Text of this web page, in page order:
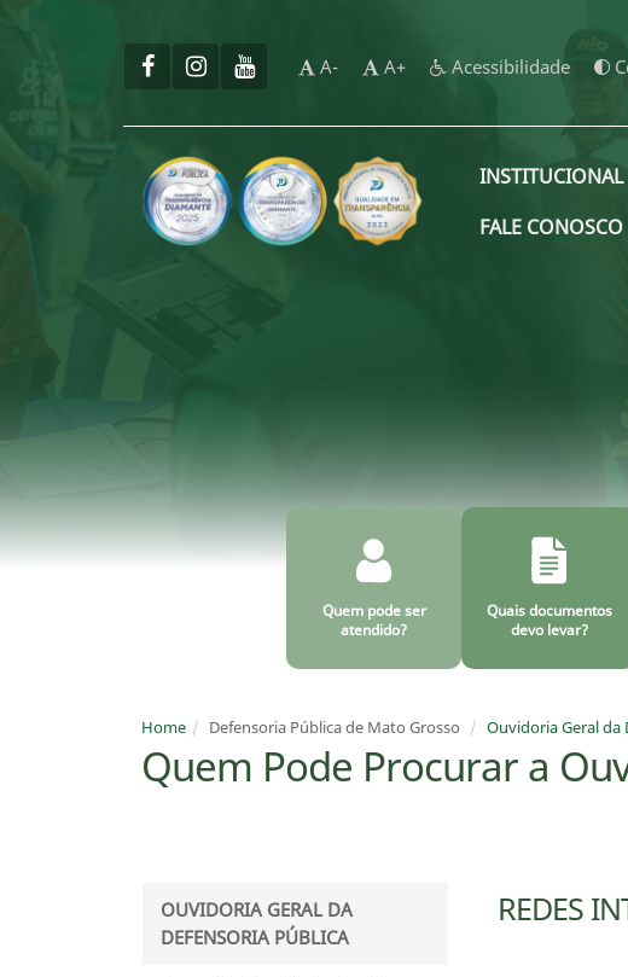
A- A+ Acessibilidade
INSTITUCIONAL
FALE CONOSCO
Quem pode ser
atendido?
Quais documentos
devo levar?
Home Defensoria Pública de Mato Grosso Ouvidoria Geral da
Quem Pode Procurar a
OUVIDORIA GERAL DA
DEFENSORIA PÚBLICA
REDES